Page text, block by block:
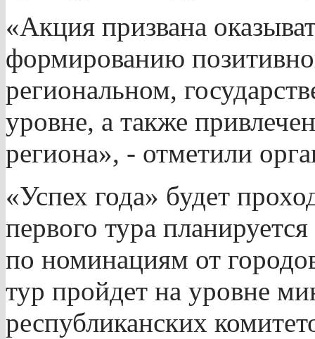
«Акция призвана
формированию
региональном,
уровне, а также
региона», - отметили
«Успех года» будет
первого тура
по номинациям от
тур пройдет на уровне
республиканских